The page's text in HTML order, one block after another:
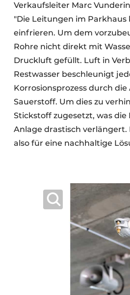
Verkaufsleiter Marc
"Die Leitungen im
einfrieren. Um dem
Rohre nicht direkt mit
Druckluft gefüllt. Luft in
Restwasser beschleunigt
Korrosionsprozess durch
Sauerstoff. Um dies zu
Stickstoff zugesetzt, was die
Anlage drastisch verlängert.
also für eine nachhaltige